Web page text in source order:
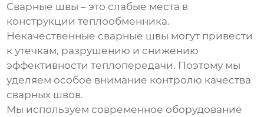
Сварные швы – это слабые места в
конструкциитеплообменника.
Некачественные сварные швы могут привести
к утечкам, разрушению и снижению
эффективности теплопередачи. Поэтому мы
уделяем особое внимание контролю качества
сварных швов.
Мы используем современное оборудование